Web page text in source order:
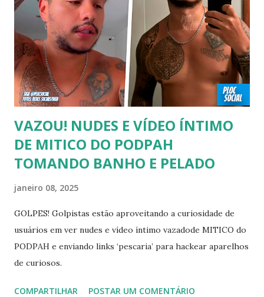
a ele sair ou não. As pessoas mencionadas nesse vídeo
escolheram ser públicas e antes deste TODAS já tiveram a
sexualidade exposta. MAIORES DE 60 ANOS Tuca Andrada
00:41 Famosos foi flagrado beijando outro homem no
carnaval do Rio Alexandre Frota 00:56 Ator se diz hetero,
mas fez filmes com tr...
VAZOU! NUDES E VÍDEO ÍNTIMO
DE MITICO DO PODPAH
TOMANDO BANHO E PELADO
janeiro 08, 2025
GOLPES! Golpistas estão aproveitando a curiosidade de
usuários em ver nudes e vídeo íntimo vazadode MITICO do
PODPAH e enviando links ‘pescaria’ para hackear aparelhos
de curiosos.
COMPARTILHAR POSTAR UM COMENTÁRIO